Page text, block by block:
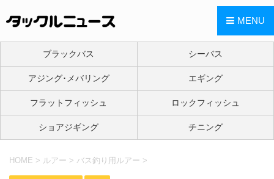
MENU
ブラックバス シーバス
アジング･メバリング エギング
フラットフィッシュ ロックフィッシュ
ショアジギング チニング
HOME > ルアー > バス釣り用ルアー >